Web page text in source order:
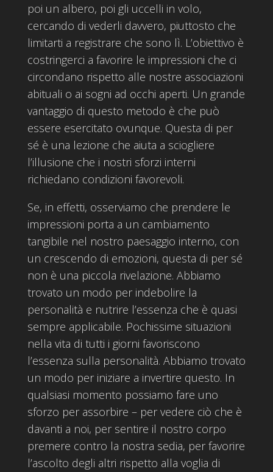
poi un albero, poi gli uccelli in volo,
cercando di vederli davvero, piuttosto che
limitarti a registrare che sono lì. L’obiettivo è
costringerci a favorire le impressioni che ci
circondano rispetto alle nostre associazioni
abituali o ai sogni ad occhi aperti. Un grande
vantaggio di questo metodo è che può
essere esercitato ovunque. Questa di per
sé è una lezione che aiuta a sciogliere
l’illusione che i nostri sforzi interni
richiedano condizioni favorevoli.
Se, in effetti, osserviamo che prendere le
impressioni porta a un cambiamento
tangibile nel nostro paesaggio interno, con
un crescendo di emozioni, questa di per sé
non è una piccola rivelazione. Abbiamo
trovato un modo per indebolire la
personalità e nutrire l’essenza che è quasi
sempre applicabile. Pochissime situazioni
nella vita di tutti i giorni favoriscono
l’essenza sulla personalità. Abbiamo trovato
un modo per iniziare a invertire questo. In
qualsiasi momento possiamo fare uno
sforzo per assorbire – per vedere ciò che è
davanti a noi, per sentire il nostro corpo
premere contro la nostra sedia, per favorire
l’ascolto degli altri rispetto alla voglia di